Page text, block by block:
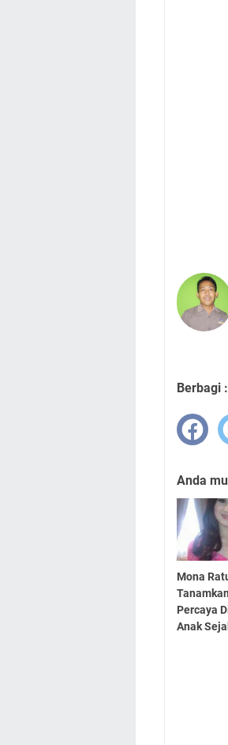
Berbagi :
Anda
Mona
Percaya
Anak